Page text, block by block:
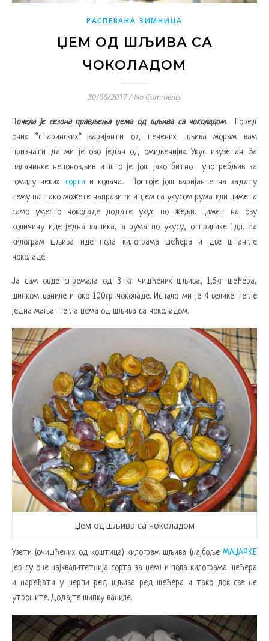
РАСПЕВАНА ЗИМНИЦА
ЏЕМ ОД ШЉИВА СА
ЧОКОЛАДОМ
30/08/2017/No Comments
Почела је сезона прављења џема од шљива са чоколадом.
Поред
оних “старинских“ варијанти од печених шљива морам вам
признати да ми је ово један од омиљенијих. Укус изузетан. За
палачинке непоновљив и што је још јако битно употребљив за
гомилу неких торти и колача. Постоје још варијанте на задату
тему па тако можете направити и џем са укусом рума или цимета
само уместо чоколаде додате укус по жељи. Цимет на ову
количину иде једна кашика, а рума по укусу, отприлике 1дл. На
килограм шљива иде пола килограма шећера и две штангле
чоколаде.
Ја сам овде спремала од 3 кг чишћених шљива, 1,5кг шећера,
шипком ваниле и око 100гр чоколаде. Испало ми је 4 велике тегле
једна мања тегла џема од шљива са чоколадом.
Џем од шљива са чоколадом
Узети (очишћених од коштица) килограм шљива (најбоље МАЏАРКЕ
јер су оне најквалитетнија сорта за џем) и пола килограма шећера
и наређати у шерпи ред шљива ред шећера и тако док све не
утрошите. Додајте шипку ваниле.